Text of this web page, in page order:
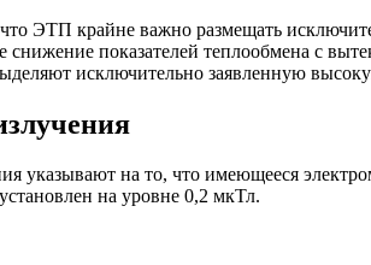
ЭТП крайне важно размещать
снижение показателей теплообмена с
исключительно заявленную
указывают на то, что имеющееся
на уровне 0,2 мкТл.